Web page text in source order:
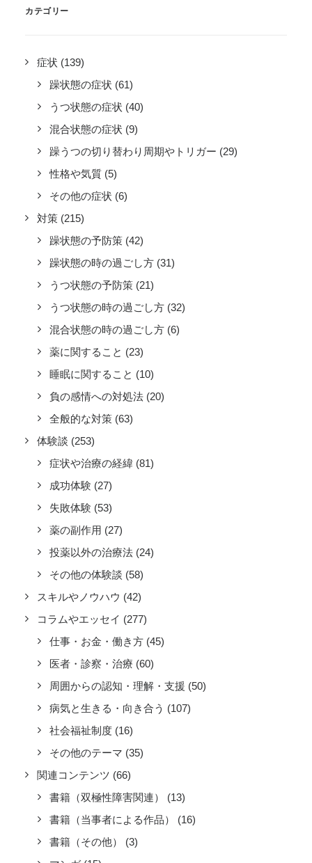
カテゴリー
症状 (139)
躁状態の症状 (61)
うつ状態の症状 (40)
混合状態の症状 (9)
躁うつの切り替わり周期やトリガー (29)
性格や気質 (5)
その他の症状 (6)
対策 (215)
躁状態の予防策 (42)
躁状態の時の過ごし方 (31)
うつ状態の予防策 (21)
うつ状態の時の過ごし方 (32)
混合状態の時の過ごし方 (6)
薬に関すること (23)
睡眠に関すること (10)
負の感情への対処法 (20)
全般的な対策 (63)
体験談 (253)
症状や治療の経緯 (81)
成功体験 (27)
失敗体験 (53)
薬の副作用 (27)
投薬以外の治療法 (24)
その他の体験談 (58)
スキルやノウハウ (42)
コラムやエッセイ (277)
仕事・お金・働き方 (45)
医者・診察・治療 (60)
周囲からの認知・理解・支援 (50)
病気と生きる・向き合う (107)
社会福祉制度 (16)
その他のテーマ (35)
関連コンテンツ (66)
書籍（双極性障害関連）
(13)
書籍（当事者による作品）
(16)
書籍（その他）
(3)